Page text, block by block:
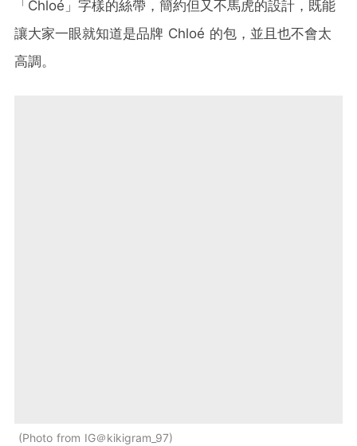
「Chloé」字樣的絲帶，簡約但又不馬虎的設計，既能
讓大家一眼就知道是品牌 Chloé 的包，並且也不會太
高調。
Photo from IG＠kikigram_97